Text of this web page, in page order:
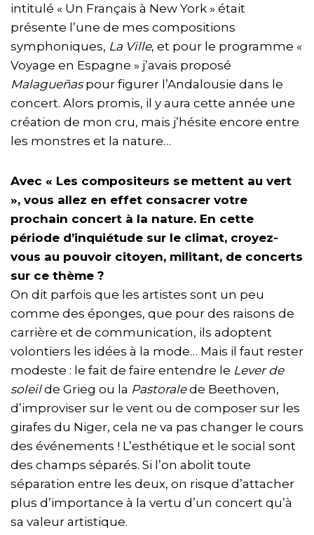
intitulé « Un Français à New York » était
présente l’une de mes compositions
symphoniques, La Ville, et pour le programme «
Voyage en Espagne » j’avais proposé
Malagueñaspour figurer l’Andalousie dans le
concert. Alors promis, il y aura cette année une
création de mon cru, mais j’hésite encore entre
les monstres et la nature…
Avec « Les compositeurs se mettent au vert
», vous allez en effet consacrer votre
prochain concert à la nature. En cette
période d’inquiétude sur le climat, croyez-
vous au pouvoir citoyen, militant, de concerts
sur ce thème ?
On dit parfois que les artistes sont un peu
comme des éponges, que pour des raisons de
carrière et de communication, ils adoptent
volontiers les idées à la mode… Mais il faut rester
modeste : le fait de faire entendre le Lever de
soleilde Grieg ou la Pastoralede Beethoven,
d’improviser sur le vent ou de composer sur les
girafes du Niger, cela ne va pas changer le cours
des événements ! L’esthétique et le social sont
des champs séparés. Si l’on abolit toute
séparation entre les deux, on risque d’attacher
plus d’importance à la vertu d’un concert qu’à
sa valeur artistique.